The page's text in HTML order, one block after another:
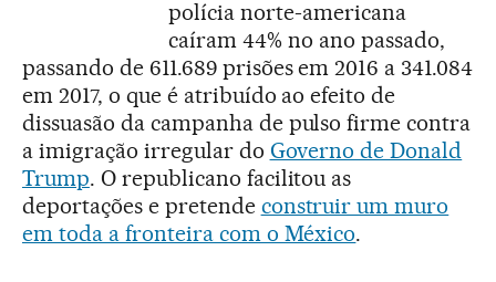
polícia norte-americana
caíram 44% no ano passado,
passando de 611.689 prisões em 2016 a 341.084
em 2017, o que é atribuído ao efeito de
dissuasão da campanha de pulso firme contra
a imigração irregular do Governo de Donald
Trump. O republicano facilitou as
deportações e pretende construir um muro
em toda a fronteira com o México.